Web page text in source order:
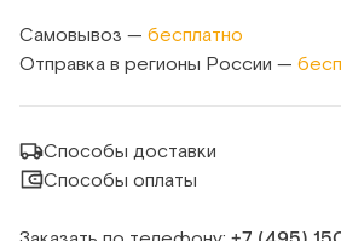
Самовывоз — бесплатно
Отправка в регионы России —
Способы доставки
Способы оплаты